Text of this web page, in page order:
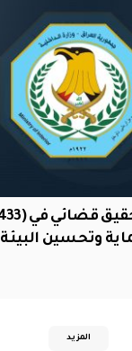
وتحسين البيئة
المزيد